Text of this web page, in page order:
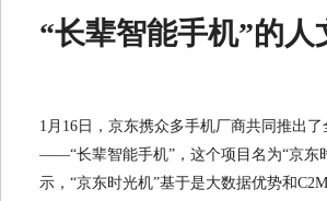
“长辈智能手机”的人
1月16日，京东携众多手机厂商共同推出
——“长辈智能手机”，这个项目名为“京东
示，“京东时光机”基于是大数据优势和